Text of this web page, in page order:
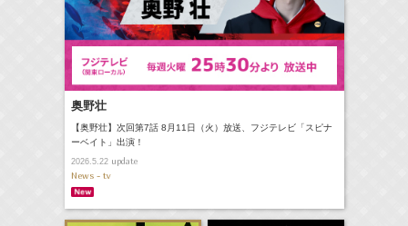
奥野壮
【奥野壮】次回第7話 8月11日（火）放送、フジテレビ「スピナ
ーベイト」出演！
2026.5.22update
News - tv